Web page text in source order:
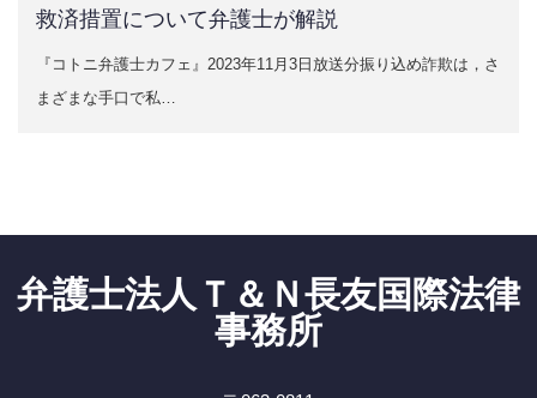
救済措置について弁護士が解説
『コトニ弁護士カフェ』2023年11月3日放送分振り込め詐欺は，さ
まざまな手口で私…
弁護士法人Ｔ＆Ｎ長友国際法律
事務所